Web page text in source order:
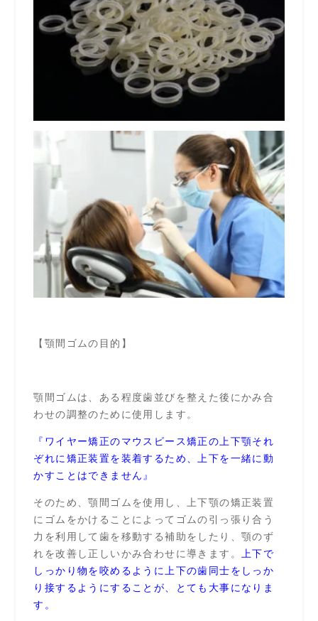
【顎間ゴムの目的】
顎間ゴムは、ある程度歯並びを整えた後にかみ合
わせの調整のために使用します。
『ワイヤー矯正のマウスピース矯正の上下顎それ
ぞれに矯正装置を装着するため、上下を一緒に動
かすことはできません』
そのため、顎間ゴムを使用し、上下顎の矯正装置
にゴムをかけることによってゴムの引っ張り合う
力を利用して歯を移動する補助をしたり、顎のず
れを改善し正しいかみ合わせに導きます。
上下で
しっかり物を咬めるように上下の歯同士をしっか
り接するようにすることが、とても大事になりま
す。